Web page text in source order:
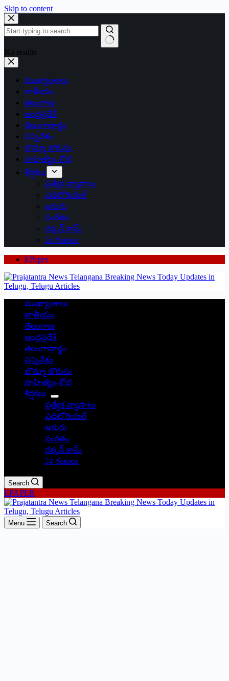
Skip to content
No results
ముఖ్యాంశాలు
జాతీయం
తెలంగాణ
ఆంధ్రప్రదేశ్
తెలంగాణార్థం
సన్నివేశం
బొమ్మా బొరుసు
సాహిత్యం-శోభ
శీర్షికలు
ప్రత్యేక వ్యాసాలు
ఎడిటోరియల్
అరుగు
సంకేతం
దక్కన్.కామ్
24 గంటలు
EPaper
ముఖ్యాంశాలు
జాతీయం
తెలంగాణ
ఆంధ్రప్రదేశ్
తెలంగాణార్థం
సన్నివేశం
బొమ్మా బొరుసు
సాహిత్యం-శోభ
శీర్షికలు
ప్రత్యేక వ్యాసాలు
ఎడిటోరియల్
అరుగు
సంకేతం
దక్కన్.కామ్
24 గంటలు
Search
EPAPER
Menu Search